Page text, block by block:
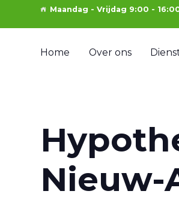
Maandag - Vrijdag 9:00 -
Home Over ons
Nieuw-